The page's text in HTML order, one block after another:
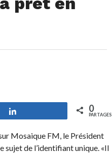
0
PARTAGES
Mosaique FM, le Président
sujet de l’identifiant unique. «Il